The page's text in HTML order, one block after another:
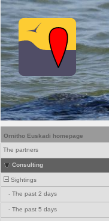
Ornitho Euskadi homepage
The partners
Consulting
Sightings
- The past 2 days
- The past 5 days